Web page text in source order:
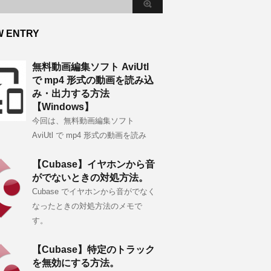
ENTRY
無料動画編集ソフト AviUtl
で mp4 形式の動画を読み込
み・出力する方法
【Windows】
今回は、無料動画編集ソフト
AviUtl で mp4 形式の動画を読み
【Cubase】イヤホンから音
がでないときの対処方法。
Cubase でイヤホンから音がでなく
なったときの対処方法のメモで
す。
【Cubase】特定のトラック
を無効にする方法。